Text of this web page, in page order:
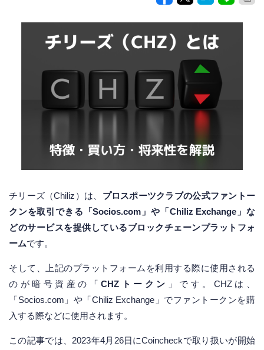
チリーズ（Chiliz）は、 プロスポーツクラブの公式ファントー
クンを取引できる「Socios.com」や「Chiliz Exchange」な
どのサービスを提供しているブロックチェーンプラットフォ
ームです。
そして、上記のプラットフォームを利用する際に使用される
のが暗号資産の「CHZトークン 」です。CHZは、
「Socios.com」や「Chiliz Exchange」でファントークンを購
入する際などに使用されます。
この記事では、2023年4月26日にCoincheckで取り扱いが開始